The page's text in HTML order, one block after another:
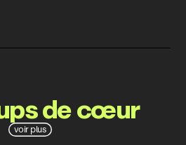
voir plus de cœur